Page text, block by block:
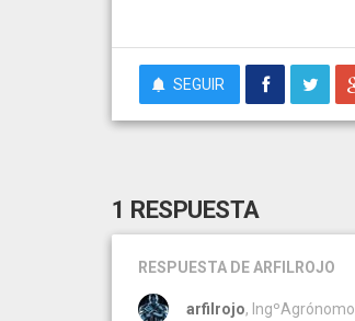
SEGUIR
1 RESPUESTA
RESPUESTA DE ARFILROJO
arfilrojo, IngºAgrónomo